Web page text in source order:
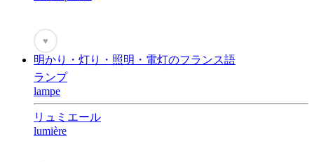
♥
明かり・灯り・照明・電灯のフランス語
ランプ
lampe
リュミエール
lumière